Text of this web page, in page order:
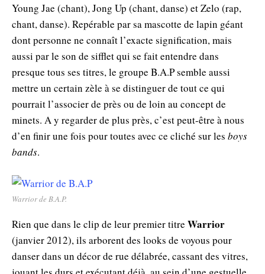
Young Jae (chant), Jong Up (chant, danse) et Zelo (rap,
chant, danse). Repérable par sa mascotte de lapin géant
dont personne ne connaît l’exacte signification, mais
aussi par le son de sifflet qui se fait entendre dans
presque tous ses titres, le groupe B.A.P semble aussi
mettre un certain zèle à se distinguer de tout ce qui
pourrait l’associer de près ou de loin au concept de
minets. A y regarder de plus près, c’est peut-être à nous
d’en finir une fois pour toutes avec ce cliché sur les boys
bands.
Warrior de B.A.P.
Rien que dans le clip de leur premier titre Warrior
(janvier 2012), ils arborent des looks de voyous pour
danser dans un décor de rue délabrée, cassant des vitres,